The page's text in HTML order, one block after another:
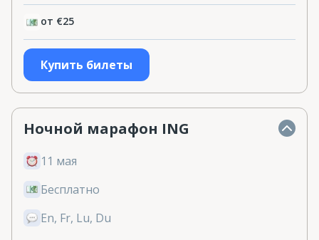
от €25
Купить билеты
Ночной марафон ING
11 мая
Бесплатно
En, Fr, Lu, Du